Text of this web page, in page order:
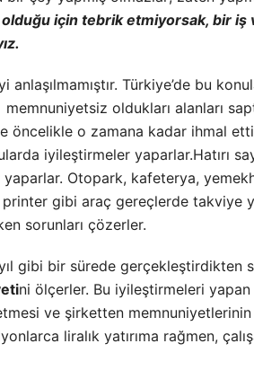
için tebrik etmiyorsak, bir iş
anlaşılmamıştır. Türkiye’de bu
memnuniyetsiz oldukları alanları
öncelikle o zamana kadar ihmal
iyileştirmeler yaparlar.Hatırı
Otopark, kafeterya,
gibi araç gereçlerde takviye
sorunları çözerler.
gibi bir sürede gerçekleştirdikten
ni ölçerler. Bu iyileştirmeleri
ve şirketten
liralık yatırıma rağmen,